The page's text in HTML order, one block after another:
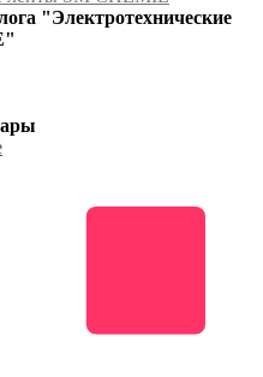
"Электротехнические